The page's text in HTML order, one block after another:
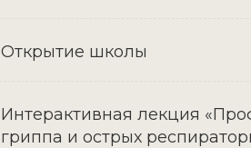
Открытие школы
Интерактивная лекция
гриппа и острых